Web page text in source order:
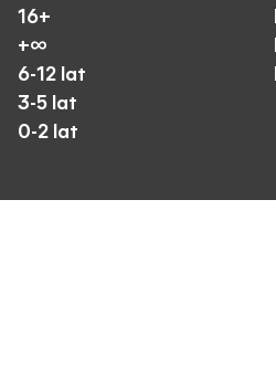
16+
+∞
6-12 lat
3-5 lat
0-2 lat